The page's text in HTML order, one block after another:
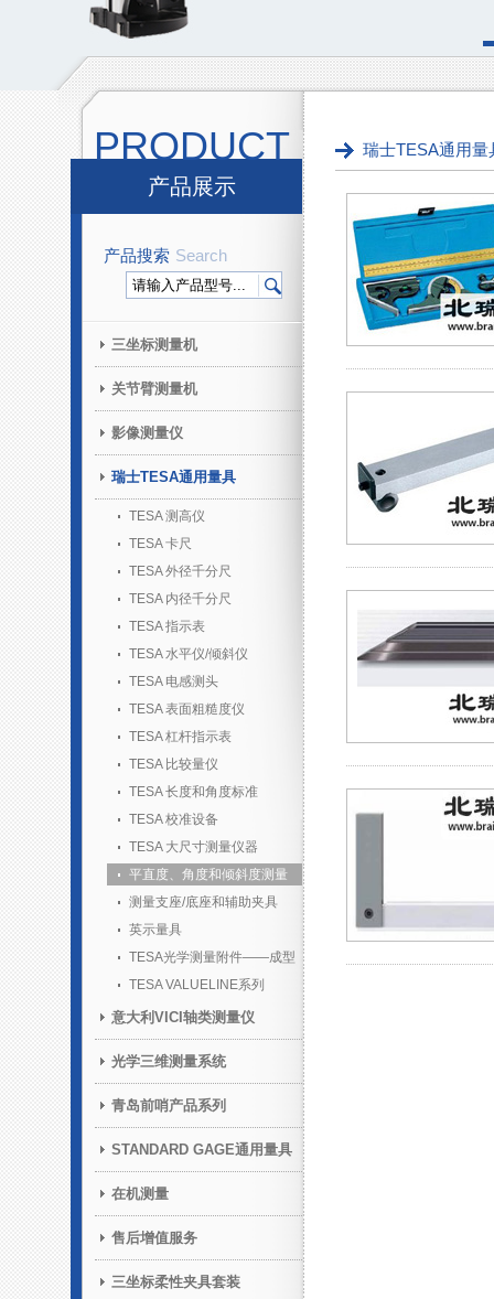
PRODUCT
产品展示
产品搜索 Search
三坐标测量机
关节臂测量机
影像测量仪
瑞士TESA通用量具
TESA 测高仪
TESA 卡尺
TESA 外径千分尺
TESA 内径千分尺
TESA 指示表
TESA 水平仪/倾斜仪
TESA 电感测头
TESA 表面粗糙度仪
TESA 杠杆指示表
TESA 比较量仪
TESA 长度和角度标准
TESA 校准设备
TESA 大尺寸测量仪器
平直度、角度和倾斜度测量
测量支座/底座和辅助夹具
英示量具
TESA光学测量附件——成型
胶套装TESA VALUELINE系列
意大利VICI轴类测量仪
光学三维测量系统
青岛前哨产品系列
STANDARD GAGE通用量具
在机测量
售后增值服务
三坐标柔性夹具套装
瑞士TESA通用量